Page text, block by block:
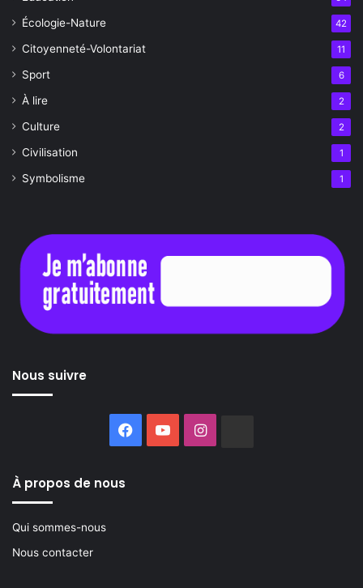
Écologie-Nature 42
Citoyenneté-Volontariat 11
Sport 6
À lire 2
Culture 2
Civilisation 1
Symbolisme 1
Nous suivre
Facebook
YouTubeInstagram
À propos de nous
Qui sommes-nous
Nous contacter